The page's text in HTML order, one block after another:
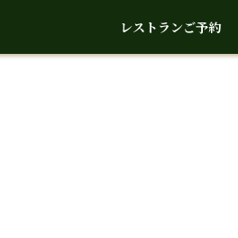
レストランご予約